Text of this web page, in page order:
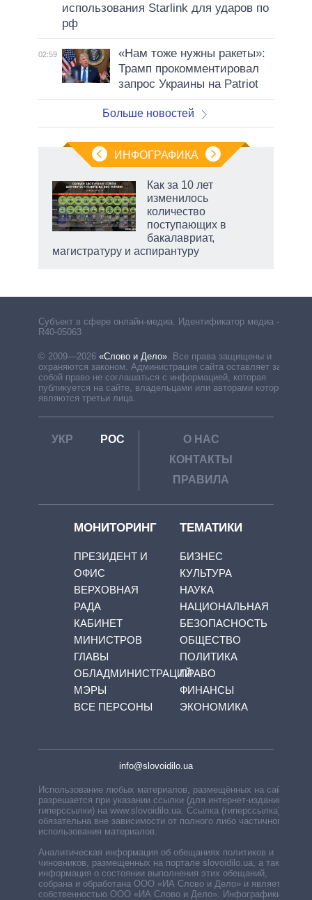
использования Starlink для ударов по
рф
02:59
«Нам тоже нужны ракеты»:
Трамп прокомментировал
запрос Украины на Patriot
Больше новостей
ИНФОГРАФИКА
Как за 10 лет
изменилось
количество
поступающих в
бакалавриат,
магистратуру и аспирантуру
Субъект в сфере онлайн-медиа. Идентификатор медиа –
R40-05063
© 2009—2026 «Слово и Дело» Все права защищены и
охраняются законом. Администрация сайта оставляет за
собой право не соглашаться с информацией, которая
публикуется на сайте, владельцами или авторами которой
являются третьи лица.
УКР РОС
О НАС
КОНТАКТЫ
ПРАВИЛА
МОНИТОРИНГ
ПРЕЗИДЕНТ И
ОФИС
ВЕРХОВНАЯ
РАДА
КАБИНЕТ
МИНИСТРОВ
ГЛАВЫ
ОБЛАДМИНИСТРАЦИЙ
МЭРЫ
ВСЕ ПЕРСОНЫ
ТЕМАТИКИ
БИЗНЕС
КУЛЬТУРА
НАУКА
НАЦИОНАЛЬНАЯ
БЕЗОПАСНОСТЬ
ОБЩЕСТВО
ПОЛИТИКА
ПРАВО
ФИНАНСЫ
ЭКОНОМИКА
info@slovoidilo.ua
Использование любых материалов, размещённых на сайте,
разрешается при указании ссылки (для интернет-изданий —
гиперссылки) на www.slovoidilo.ua. Ссылка (гиперссылка)
обязательна вне зависимости от полного либо частичного
использования материалов.
Аналитическая информация об обещаниях политиков и
чиновников, размещенных на портале slovoidilo.ua, а также
информация о состоянии выполнения этих обещаний,
собрана и обработана ООО «ИА Слово и Дело» и является
собственностью ООО «ИА Слово и Дело». Инфографики,